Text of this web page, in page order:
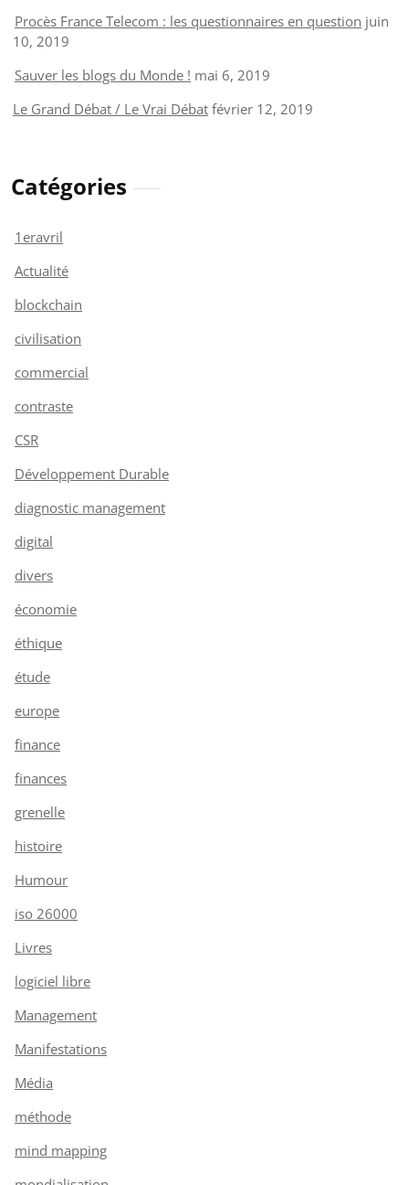
Procès France Telecom : les questionnaires en question juin
10, 2019
Sauver les blogs du Monde ! mai 6, 2019
Le Grand Débat / Le Vrai Débat février 12, 2019
Catégories
1eravril
Actualité
blockchain
civilisation
commercial
contraste
CSR
Développement Durable
diagnostic management
digital
divers
économie
éthique
étude
europe
finance
finances
grenelle
histoire
Humour
iso 26000
Livres
logiciel libre
Management
Manifestations
Média
méthode
mind mapping